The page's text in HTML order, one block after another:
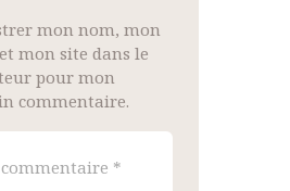
mon nom, mon
mon site dans le
pour mon
commentaire.